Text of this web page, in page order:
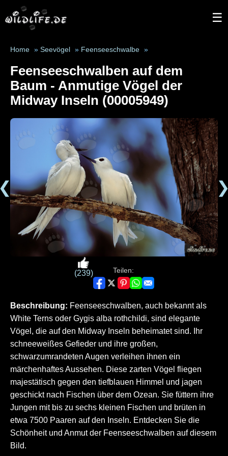
☰
Home » Seevögel » Feenseeschwalbe »
Feenseeschwalben auf dem
Baum - Anmutige Vögel der
Midway Inseln (00005949)
(239) Teilen:
Beschreibung: Feenseeschwalben, auch bekannt als
White Terns oder Gygis alba rothchildi, sind elegante
Vögel, die auf den Midway Inseln beheimatet sind. Ihr
schneeweißes Gefieder und ihre großen,
schwarzumrandeten Augen verleihen ihnen ein
märchenhaftes Aussehen. Diese zarten Vögel fliegen
majestätisch gegen den tiefblauen Himmel und jagen
geschickt nach Fischen über dem Ozean. Sie füttern ihre
Jungen mit bis zu sechs kleinen Fischen und brüten in
etwa 7500 Paaren auf den Inseln. Entdecken Sie die
Schönheit und Anmut der Feenseeschwalben auf diesem
Bild.